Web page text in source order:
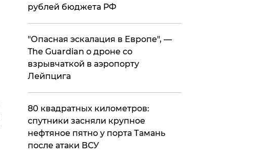
рублей бюджета РФ
"Опасная эскалация в Европе", —
The Guardian о дроне со
взрывчаткой в аэропорту
Лейпцига
80 квадратных километров:
спутники засняли крупное
нефтяное пятно у порта Тамань
после атаки ВСУ